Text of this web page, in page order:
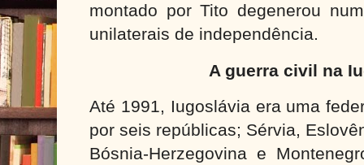
montado por Tito degenerou
unilaterais de independência.
A guerra civil na
Até 1991, Iugoslávia era uma
por seis repúblicas; Sérvia,
Bósnia-Herzegovina e